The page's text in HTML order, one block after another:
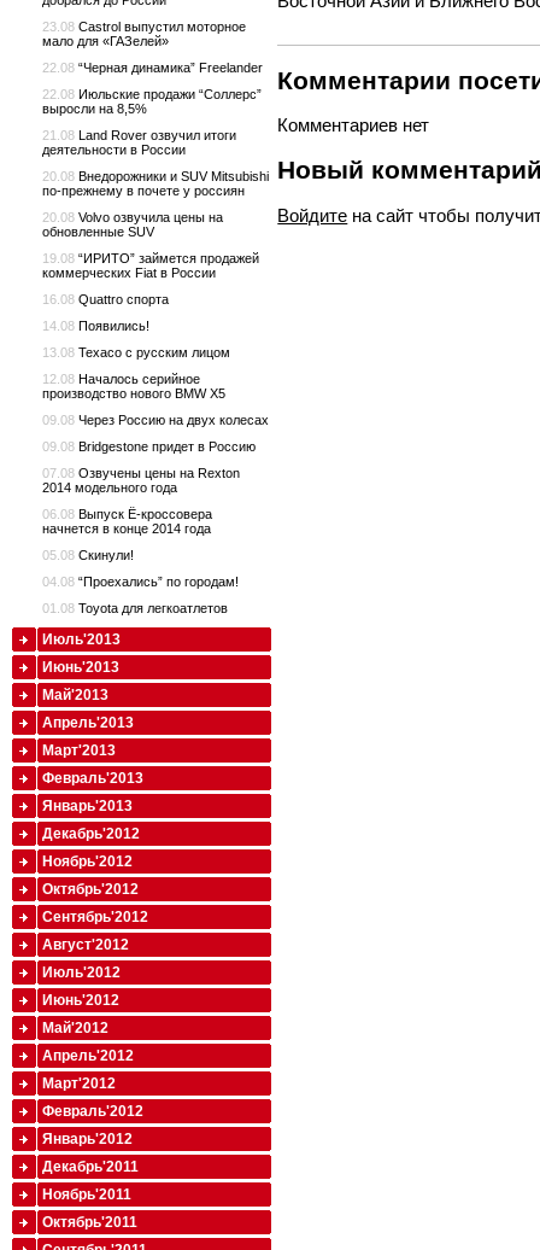
Комментарии
Комментариев нет
Новый
Войдите на сайт чтобы
23.08 Сastrol выпустил моторное
мало для «ГАЗелей»
22.08 “Черная динамика” Freelander
22.08 Июльские продажи “Соллерс”
выросли на 8,5%
21.08 Land Rover озвучил итоги
деятельности в России
20.08 Внедорожники и SUV Mitsubishi
по-прежнему в почете у россиян
20.08 Volvo озвучила цены на
обновленные SUV
19.08 “ИРИТО” займется продажей
коммерческих Fiat в России
16.08 Quattro спорта
14.08 Появились!
13.08 Texaco с русским лицом
12.08 Началось серийное
производство нового BMW X5
09.08 Через Россию на двух колесах
09.08 Bridgestone придет в Россию
07.08 Озвучены цены на Rexton
2014 модельного года
06.08 Выпуск Ё-кроссовера
начнется в конце 2014 года
05.08 Скинули!
04.08 “Проехались” по городам!
01.08 Toyota для легкоатлетов
Июль'2013
Июнь'2013
Май'2013
Апрель'2013
Март'2013
Февраль'2013
Январь'2013
Декабрь'2012
Ноябрь'2012
Октябрь'2012
Сентябрь'2012
Август'2012
Июль'2012
Июнь'2012
Май'2012
Апрель'2012
Март'2012
Февраль'2012
Январь'2012
Декабрь'2011
Ноябрь'2011
Октябрь'2011